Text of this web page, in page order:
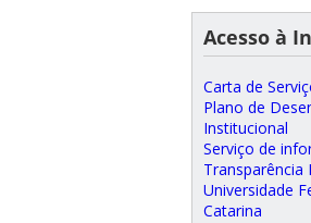
Acesso à
Carta de
Plano de
Institucional
Serviço de
Transparência
Universidade
Catarina